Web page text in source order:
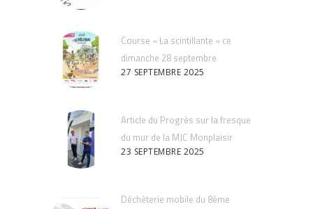
Course « La scintillante » ce
dimanche 28 septembre
27 SEPTEMBRE 2025
Article du Progrès sur la fresque
du mur de la MJC Monplaisir
23 SEPTEMBRE 2025
Déchèterie mobile du 8ème